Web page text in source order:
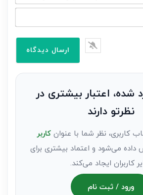
شده، اعتبار بیشتری در
نظرتو دارند
کاربری، نظر شما با عنوانکاربر
داده می‌شود و اعتماد بیشتری برای
کاربران ایجاد می‌کند.
ورود / ثبت نام